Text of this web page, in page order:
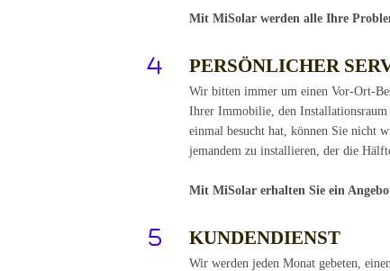
Mit MiSolar werden alle Ihre
PERSÖNLICHER
Wir bitten immer um einen Vor-Ort-
Ihrer Immobilie, den Installationsraum
einmal besucht hat, können Sie nicht
jemandem zu installieren, der die
Mit MiSolar erhalten Sie ein
KUNDENDIENST
Wir werden jeden Monat gebeten,